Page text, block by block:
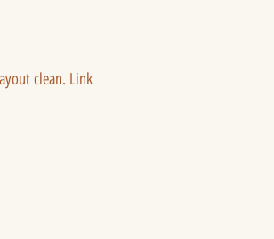
clean. Link